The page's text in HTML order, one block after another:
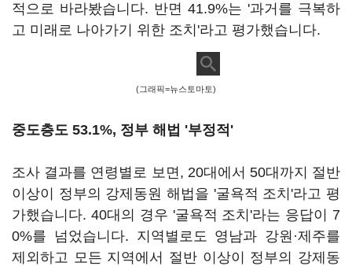
적으로 바라봤습니다. 반면 41.9%는 '과거를 극복하
고 미래로 나아가기 위한 조치'라고 평가했습니다.
(그래픽=뉴스토마토)
중도층도 53.1%, 정부 해법 '부정적'
조사 결과를 연령별로 보면, 20대에서 50대까지 절반
이상이 정부의 강제동원 해법을 '굴욕적 조치'라고 평
가했습니다. 40대의 경우 '굴욕적 조치'라는 응답이 7
0%를 넘었습니다. 지역별로도 영남과 강원·제주를
제외하고 모든 지역에서 절반 이상이 정부의 강제동